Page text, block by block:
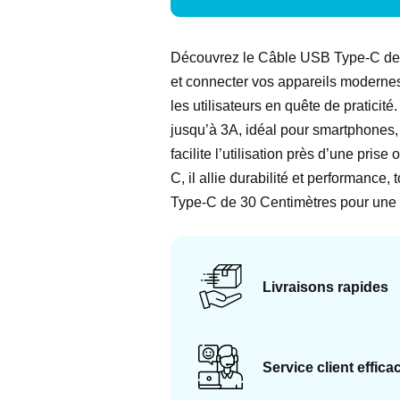
Découvrez le Câble USB Type-C
et connecter vos appareils
les utilisateurs en quête de
jusqu’à 3A, idéal pour
facilite l’utilisation près d’une prise
C, il allie durabilité et performance,
Type-C de 30 Centimètres pour
Livraisons rapides
Service client